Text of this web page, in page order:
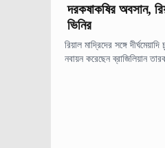
দরকষাকষির অবসান,
ভিনির
রিয়াল মাদ্রিদের সঙ্গে
নবায়ন করেছেন ব্রাজিলিয়ান